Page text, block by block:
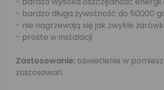
- bardzo długa żywotność do 50000
- nie nagrzewają się jak zwykłe żarówki
- proste w instalacji
Zastosowanie: oświetlenie w
zastosowań.